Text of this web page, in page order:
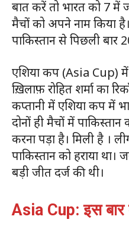
बात करें तो भारत को 7 में
मैचों को अपने नाम किया
पाकिस्तान से पिछली बार
एशिया कप (Asia Cup) में
ख़िलाफ़ रोहित शर्मा का
कप्तानी में एशिया कप में
दोनों ही मैचों में पाकिस्तान
करना पड़ा है। मिली है ।
पाकिस्तान को हराया
बड़ी जीत दर्ज की थी।
Asia Cup: इस बार